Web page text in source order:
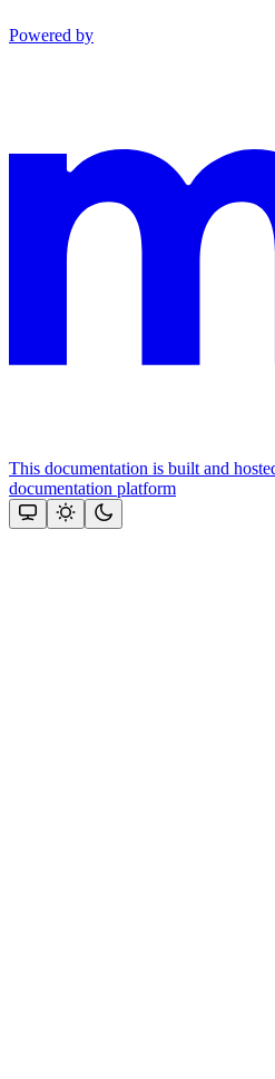
Powered by
This documentation is built and
documentation platform